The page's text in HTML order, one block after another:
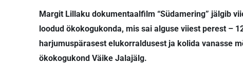
Margit Lillaku dokumentaalfilm “Südamering” jälgib
loodud ökokogukonda, mis sai alguse viiest perest –
harjumuspärasest elukorraldusest ja kolida vanasse
ökokogukond Väike Jalajälg.